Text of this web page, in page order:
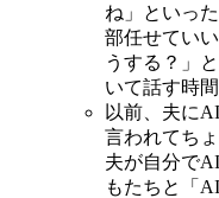
ね」といっ
部任せてい
うする？」
いて話す時
以前、夫に
言われてち
夫が自分で
もたちと「